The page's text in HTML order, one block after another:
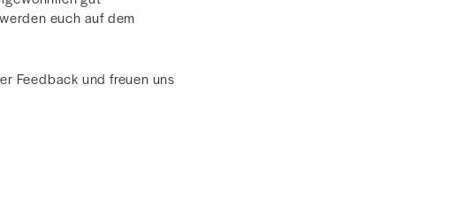
euch auf dem
Feedback und freuen uns